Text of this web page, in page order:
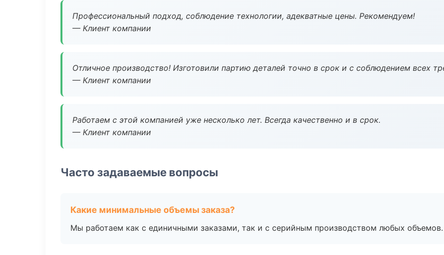
Профессиональный подход, соблюдение технологии, адекватные цены. Рекомендуем!
— Клиент компании
Отличное производство! Изготовили партию деталей точно в срок и с соблюдением всех
— Клиент компании
Работаем с этой компанией уже несколько лет. Всегда качественно и в срок.
— Клиент компании
Часто задаваемые вопросы
Какие минимальные объемы заказа?
Мы работаем как с единичными заказами, так и с серийным производством любых объемов.